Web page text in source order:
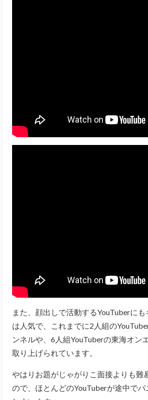
また、顔出しで活動するYouTuberに
は人気で、これまでに2人組の
ンネルや、6人組YouTuberの東海オン
取り上げられています。
やはりお題がじゃがりこ面接よりも難
ので、ほとんどのYouTuberが途中でパ